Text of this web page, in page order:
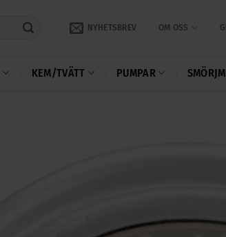
NYHETSBREV OM OSS
KEM/TVÄTT PUMPAR